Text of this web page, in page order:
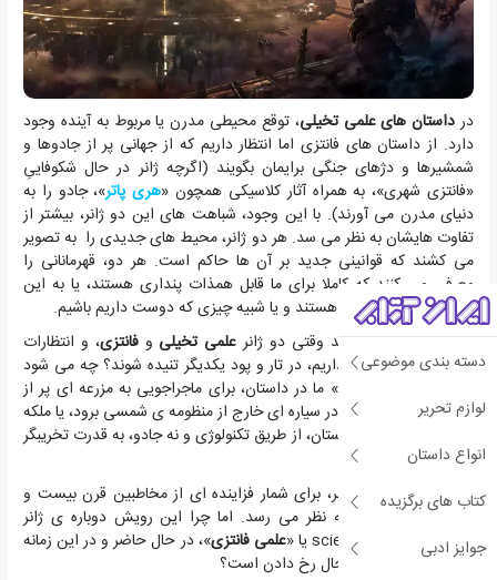
دسته بندی موضوعی
لوازم تحریر
انواع داستان
کتاب های برگزیده
جوایز ادبی
در داستان های علمی تخیلی، توقع محیطی مدرن یا مربوط به آینده وجود
دارد. از داستان های فانتزی اما انتظار داریم که از جهانی پر از جادوها و
شمشیرها و دژهای جنگی برایمان بگویند (اگرچه ژانر در حال شکوفاییِ
«فانتزی شهری»، به همراه آثار کلاسیکی همچون «هری پاتر»، جادو را به
دنیای مدرن می آورند). با این وجود، شباهت های این دو ژانر، بیشتر از
تفاوت هایشان به نظر می سد. هر دو ژانر، محیط های جدیدی را به تصویر
می کشند که قوانینی جدید بر آن ها حاکم است. هر دو، قهرمانانی را
معرفی می کنند که کاملا برای ما قابل همذات پنداری هستند، یا به این
دلیل که بسیار شبیه ما هستند و یا شبیه چیزی که دوست داریم باشیم.
اما چه اتفاقی می افتد وقتی دو ژانر علمی تخیلی وفانتزی، و انتظارات
متفاوتی که از آن ها داریم، در تار و پود یکدیگر تنیده شوند؟ چه می شود
اگر شخصیت «برگزیده» ما در داستان، برای ماجراجویی به مزرعه ای پر از
کامپیوترهای کوانتومی در سیاره ای خارج از منظومه ی شمسی برود، یا ملکه
ی بی رحم و خبیث داستان، از طریق تکنولوژی و نه جادو، به قدرت تخریبگر
دست یابد؟
این ترکیب بین دو ژانر، برای شمار فزاینده ای از مخاطبین قرن بیست و
یکم، آشنا و طبیعی به نظر می رسد. اما چرا این رویش دوباره ی ژانر
تلفیقیِ science fantasy یا «
علمی فانتزی»، در حال حاضر و در این زمانه
ی اجتماعیِ کنونی در حال رخ دادن است؟